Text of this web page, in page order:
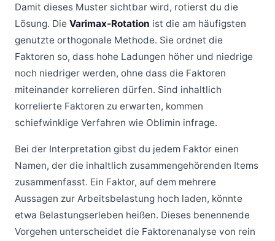
Damit dieses Muster sichtbar wird, rotierst du die
Lösung. Die Varimax-Rotation ist die am häufigsten
genutzte orthogonale Methode. Sie ordnet die
Faktoren so, dass hohe Ladungen höher und niedrige
noch niedriger werden, ohne dass die Faktoren
miteinander korrelieren dürfen. Sind inhaltlich
korrelierte Faktoren zu erwarten, kommen
schiefwinklige Verfahren wie Oblimin infrage.
Bei der Interpretation gibst du jedem Faktor einen
Namen, der die inhaltlich zusammengehörenden Items
zusammenfasst. Ein Faktor, auf dem mehrere
Aussagen zur Arbeitsbelastung hoch laden, könnte
etwa Belastungserleben heißen. Dieses benennende
Vorgehen unterscheidet die Faktorenanalyse von rein